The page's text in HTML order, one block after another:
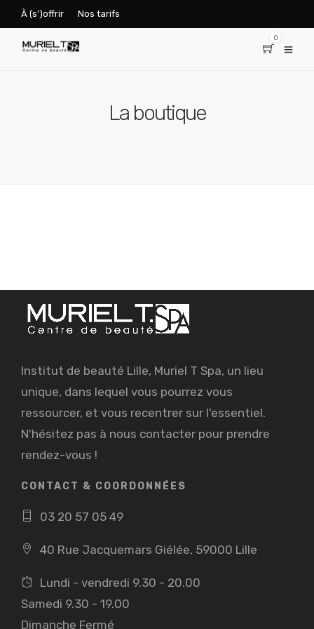
À (s’)offrir Nos tarifs
0
La boutique
Institut de beauté Lille, Muriel T Spa, un lieu
unique, dans lequel vous pourrez vous
ressourcer, et vous recentrer sur l'essentiel.
N'hésitez pas à nous contacter pour prendre
rendez-vous !
CONTACT & COORDONNÉES
03 20 57 05 49
40 Rue Jacquemars Giélée, 59000 Lille
Lundi - vendredi 9.30 - 20.00
Samedi 9.30 - 19.00
Dimanche Fermé